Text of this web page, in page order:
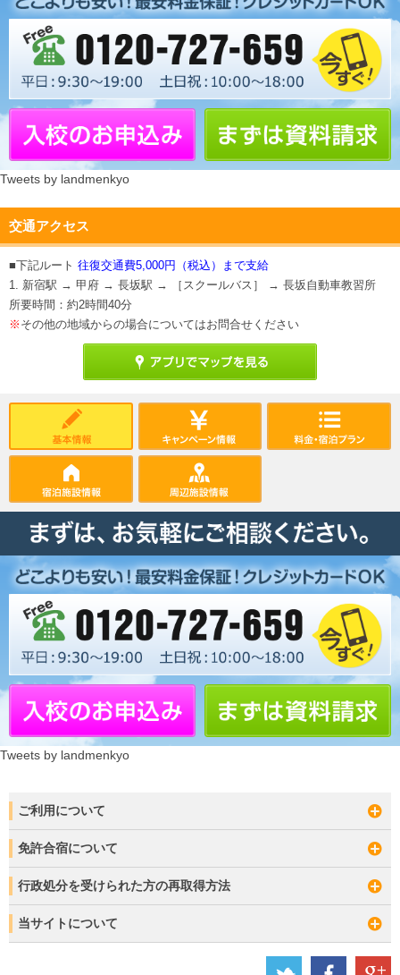
Tweets by landmenkyo
交通アクセス
■下記ルート 往復交通費5,000円（税込）まで支給
1. 新宿駅 → 甲府 → 長坂駅 → ［スクールバス］ → 長坂自動車教習所
所要時間：約2時間40分
※ その他の地域からの場合についてはお問合せください
Tweets by landmenkyo
ご利用について
免許合宿について
行政処分を受けられた方の再取得方法
当サイトについて